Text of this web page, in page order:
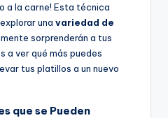
a la carne! Esta técnica
una variedad de
sorprenderán a tus
a ver qué más puedes
tus platillos a un nuevo
que se Pueden